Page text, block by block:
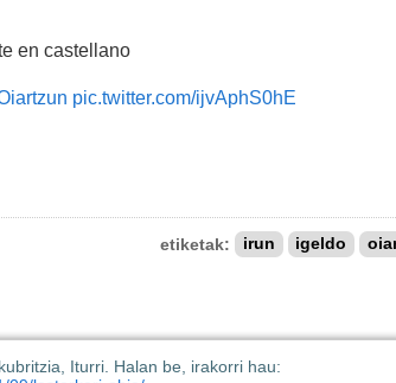
en castellano
pic.twitter.com/ijvAphS0hE
etiketak: irun igeldo
Iturri. Halan be, irakorri hau: